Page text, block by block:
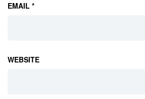
EMAIL *
WEBSITE